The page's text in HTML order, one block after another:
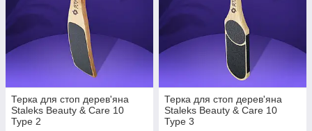
Терка для стоп дерев'яна
Staleks Beauty & Care 10
Type 2
Терка для стоп дерев'яна
Staleks Beauty & Care 10
Type 3